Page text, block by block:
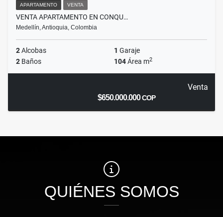
APARTAMENTO VENTA
VENTA APARTAMENTO EN CONQU…
Medellín, Antioquia, Colombia
2Alcobas 1 Garaje
2 Baños 104Área m2
Venta
$650.000.000COP
QUIÉNES SOMOS